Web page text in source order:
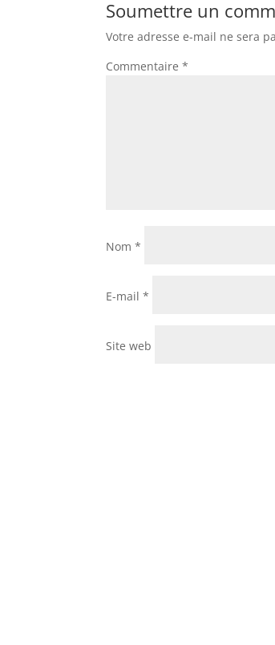
Soumettre un
Votre adresse e-mail ne sera
Commentaire *
Nom *
E-mail *
Site web